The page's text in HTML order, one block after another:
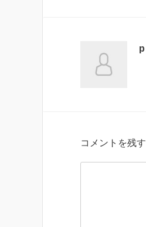
p
コメントを残す